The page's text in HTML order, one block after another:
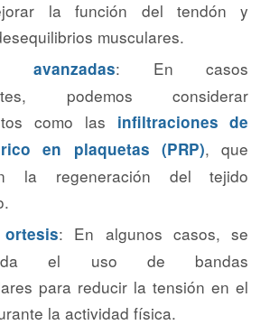
la función del tendón y
musculares.
avanzadas: En casos
podemos considerar
como las infiltraciones de
en plaquetas (PRP), que
la regeneración del tejido
: En algunos casos, se
el uso de bandas
para reducir la tensión en el
la actividad física.